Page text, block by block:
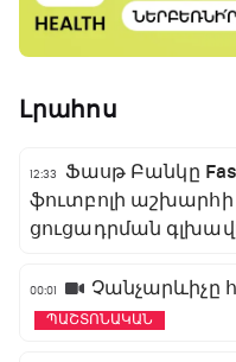
Լրահոս
12:33
Ֆասթ Բանկը
ֆուտբոլի
ցուցադրման
00:01 Չանչարևիչը
ՊԱՇՏՈՆԱԿԱՆ